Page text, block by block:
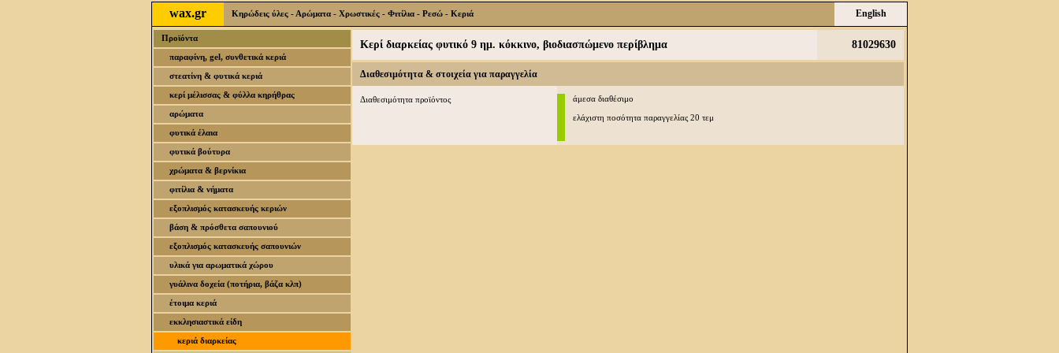
wax.gr Κηρώδεις ύλες - Αρώματα - Χρωστικές - Φιτίλια - Ρεσώ - Κεριά English
Προϊόντα
παραφίνη, gel, συνθετικά κεριά
στεατίνη & φυτικά κεριά
κερί μέλισσας & φύλλα κηρήθρας
αρώματα
φυτικά έλαια
φυτικά βούτυρα
χρώματα & βερνίκια
φιτίλια & νήματα
εξοπλισμός κατασκευής κεριών
βάση & πρόσθετα σαπουνιού
εξοπλισμός κατασκευής σαπουνιών
υλικά για αρωματικά χώρου
γυάλινα δοχεία (ποτήρια, βάζα κλπ)
έτοιμα κεριά
εκκλησιαστικά είδη
κεριά διαρκείας
Κερί διαρκείας φυτικό 9 ημ. κόκκινο, βιοδιασπώμενο περίβλημα 81029630
Διαθεσιμότητα & στοιχεία για παραγγελία
Διαθεσιμότητα προϊόντος
άμεσα διαθέσιμο
ελάχιστη ποσότητα παραγγελίας 20 τεμ